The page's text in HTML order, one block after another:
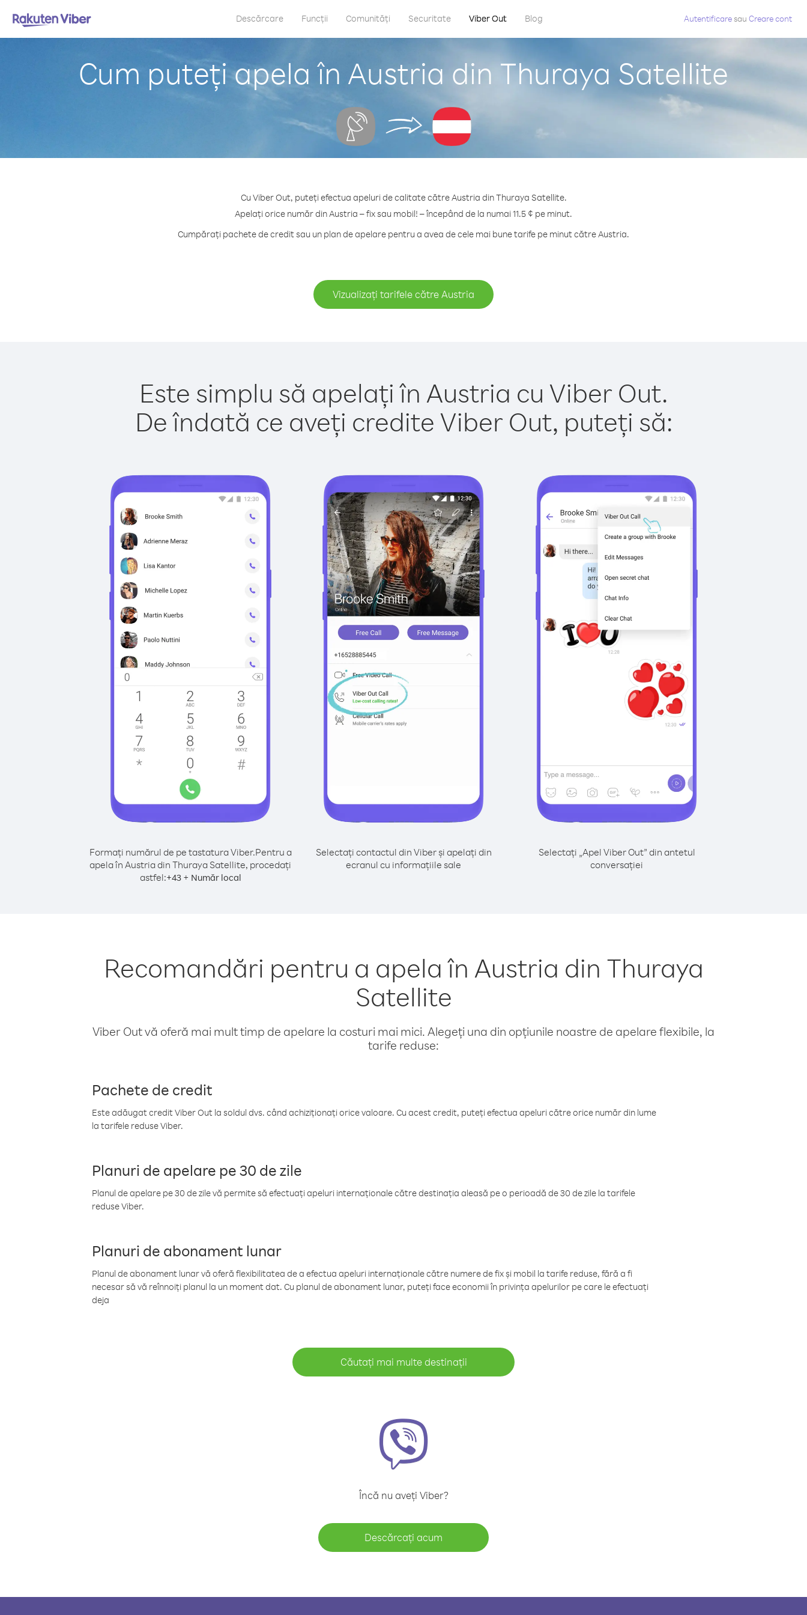
Descărcare Funcții Comunități Securitate Viber Out Blog Autentificaresau Creare cont
Cum puteți apela în Austria din Thuraya Satellite
Cu Viber Out, puteți efectua apeluri de calitate către Austria din Thuraya Satellite.
Apelați orice număr din Austria – fix sau mobil! – începând de la numai 11.5 ¢ pe minut.
Cumpărați pachete de credit sau un plan de apelare pentru a avea de cele mai bune tarife pe minut către Austria.
Vizualizați tarifele către Austria
Este simplu să apelați în Austria cu Viber Out.
De îndată ce aveți credite Viber Out, puteți să:
Formați numărul de pe tastatura Viber.Pentru a
apela în Austria din Thuraya Satellite, procedați
astfel:+43+ Număr local
Selectați contactul din Viber și apelați din
ecranul cu informațiile sale
Selectați „Apel Viber Out” din antetul
conversației
Recomandări pentru a apela în Austria din Thuraya
Satellite
Viber Out vă oferă mai mult timp de apelare la costuri mai mici. Alegeți una din opțiunile noastre de apelare flexibile, la
tarife reduse:
Pachete de credit
Este adăugat credit Viber Out la soldul dvs. când achiziționați orice valoare. Cu acest credit, puteți efectua apeluri către orice număr din lume
la tarifele reduse Viber.
Planuri de apelare pe 30 de zile
Planul de apelare pe 30 de zile vă permite să efectuați apeluri internaționale către destinația aleasă pe o perioadă de 30 de zile la tarifele
reduse Viber.
Planuri de abonament lunar
Planul de abonament lunar vă oferă flexibilitatea de a efectua apeluri internaționale către numere de fix și mobil la tarife reduse, fără a fi
necesar să vă reînnoiți planul la un moment dat. Cu planul de abonament lunar, puteți face economii în privința apelurilor pe care le efectuați
deja
Căutați mai multe destinații
Încă nu aveți Viber?
Descărcați acum